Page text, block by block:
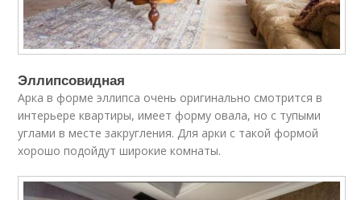
Эллипсовидная
Арка в форме эллипса очень оригинально смотрится в
интерьере квартиры, имеет форму овала, но с тупыми
углами в месте закругления. Для арки с такой формой
хорошо подойдут широкие комнаты.